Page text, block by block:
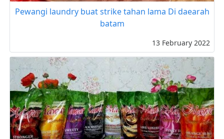
Pewangi laundry buat strike tahan lama Di daearah
batam
13 February 2022